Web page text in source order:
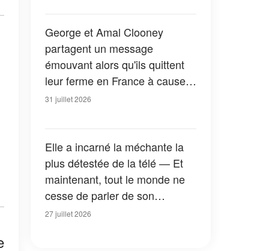
George et Amal Clooney
partagent un message
émouvant alors qu'ils quittent
leur ferme en France à cause
des feux de forêt — Tous les
31 juillet 2026
Elle a incarné la méchante la
plus détestée de la télé — Et
maintenant, tout le monde ne
cesse de parler de son
apparition dans la nouvelle
27 juillet 2026